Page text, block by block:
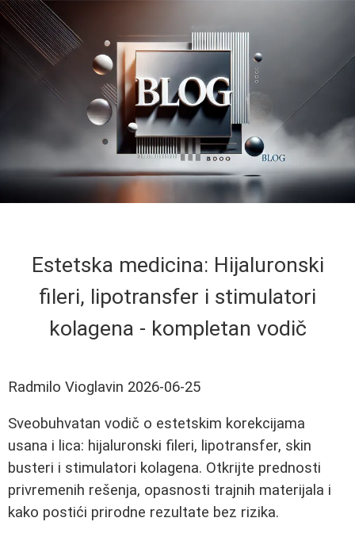
Estetska medicina: Hijaluronski
fileri, lipotransfer i stimulatori
kolagena - kompletan vodič
Radmilo Vioglavin 2026-06-25
Sveobuhvatan vodič o estetskim korekcijama
usana i lica: hijaluronski fileri, lipotransfer, skin
busteri i stimulatori kolagena. Otkrijte prednosti
privremenih rešenja, opasnosti trajnih materijala i
kako postići prirodne rezultate bez rizika.